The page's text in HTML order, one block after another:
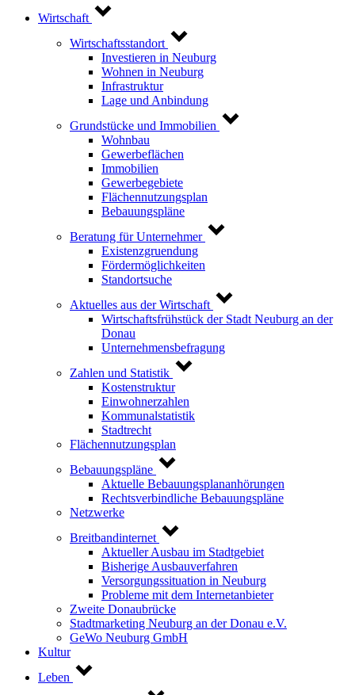
Wirtschaft
Wirtschaftsstandort
Investieren in Neuburg
Wohnen in Neuburg
Infrastruktur
Lage und Anbindung
Grundstücke und Immobilien
Wohnbau
Gewerbeflächen
Immobilien
Gewerbegebiete
Flächennutzungsplan
Bebauungspläne
Beratung für Unternehmer
Existenzgruendung
Fördermöglichkeiten
Standortsuche
Aktuelles aus der Wirtschaft
Wirtschaftsfrühstück der Stadt Neuburg an der
Donau
Unternehmensbefragung
Zahlen und Statistik
Kostenstruktur
Einwohnerzahlen
Kommunalstatistik
Stadtrecht
Flächennutzungsplan
Bebauungspläne
Aktuelle Bebauungsplananhörungen
Rechtsverbindliche Bebauungspläne
Netzwerke
Breitbandinternet
Aktueller Ausbau im Stadtgebiet
Bisherige Ausbauverfahren
Versorgungssituation in Neuburg
Probleme mit dem Internetanbieter
Zweite Donaubrücke
Stadtmarketing Neuburg an der Donau e.V.
GeWo Neuburg GmbH
Kultur
Leben